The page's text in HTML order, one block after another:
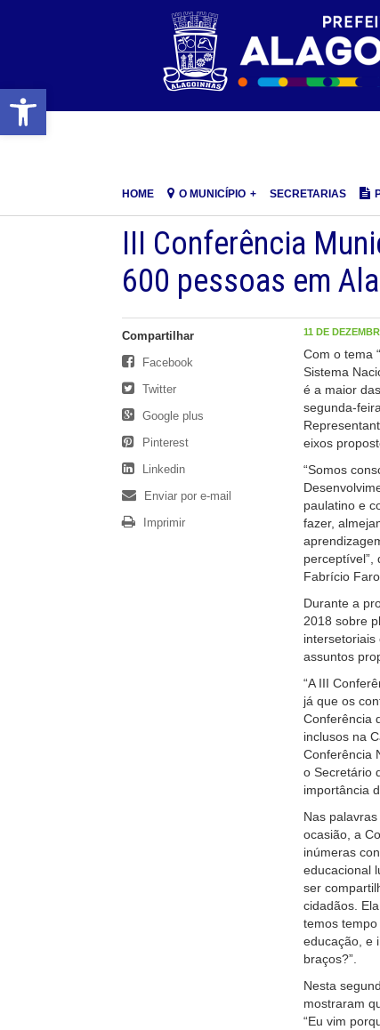
Barra de Ferramentas Aberta
HOME O MUNICÍPIO SECRETARIAS
III Conferência
600 pessoas em
11 DE
Com o tema
Sistema
é a maior
segunda-
eixos
“Somos
paulatino e
fazer,
perceptível”,
Fabrício
Durante a
2018 sobre
intersetoriais
assuntos
“A III
já que os
Conferência
inclusos na
Conferência
o Secretário
importância
Nas
ocasião, a
inúmeras
educacional
ser
cidadãos.
temos
educação, e
braços?”.
Nesta
mostraram
“Eu vim
Compartilhar
Facebook
Twitter
Google plus
Pinterest
Linkedin
Enviar por e-mail
Imprimir